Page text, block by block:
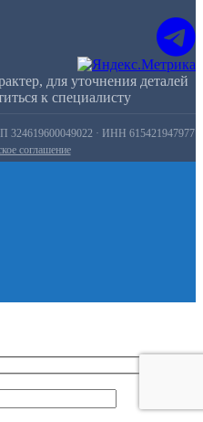
для уточнения деталей
к специалисту
· ИНН 615421947977
соглашение